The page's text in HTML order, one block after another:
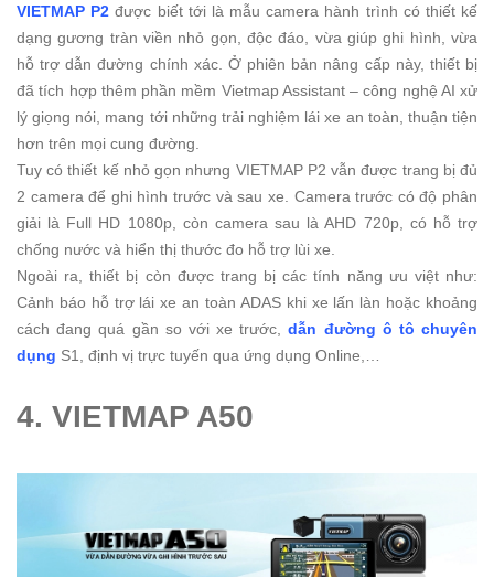
VIETMAP P2 được biết tới là mẫu camera hành trình có thiết kế
dạng gương tràn viền nhỏ gọn, độc đáo, vừa giúp ghi hình, vừa
hỗ trợ dẫn đường chính xác. Ở phiên bản nâng cấp này, thiết bị
đã tích hợp thêm phần mềm Vietmap Assistant – công nghệ AI xử
lý giọng nói, mang tới những trải nghiệm lái xe an toàn, thuận tiện
hơn trên mọi cung đường.
Tuy có thiết kế nhỏ gọn nhưng VIETMAP P2 vẫn được trang bị đủ
2 camera để ghi hình trước và sau xe. Camera trước có độ phân
giải là Full HD 1080p, còn camera sau là AHD 720p, có hỗ trợ
chống nước và hiển thị thước đo hỗ trợ lùi xe.
Ngoài ra, thiết bị còn được trang bị các tính năng ưu việt như:
Cảnh báo hỗ trợ lái xe an toàn ADAS khi xe lấn làn hoặc khoảng
cách đang quá gần so với xe trước,dẫn đường ô tô chuyên
dụng S1, định vị trực tuyến qua ứng dụng Online,…
4. VIETMAP A50